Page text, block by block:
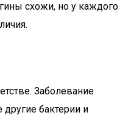
схожи, но у каждого
Заболевание
бактерии и